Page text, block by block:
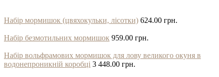
Набір мормишок (цвяхокульки, лісотки) 624.00 грн.
Набір безмотильних мормишок 959.00 грн.
Набір вольфрамових мормишок для лову великого окуня в
водонепроникній коробці 3 448.00 грн.